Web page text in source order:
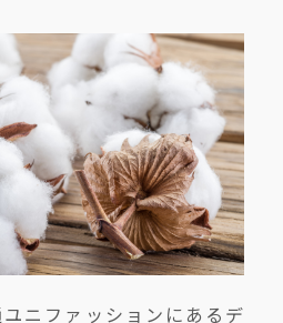
ニファッションにあるデ